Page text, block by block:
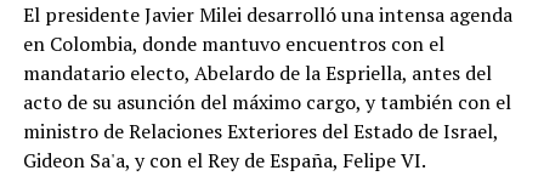
El presidente Javier Milei desarrolló una intensa agenda
en Colombia, donde mantuvo encuentros con el
mandatario electo, Abelardo de la Espriella, antes del
acto de su asunción del máximo cargo, y también con el
ministro de Relaciones Exteriores del Estado de Israel,
Gideon Sa'a, y con el Rey de España, Felipe VI.